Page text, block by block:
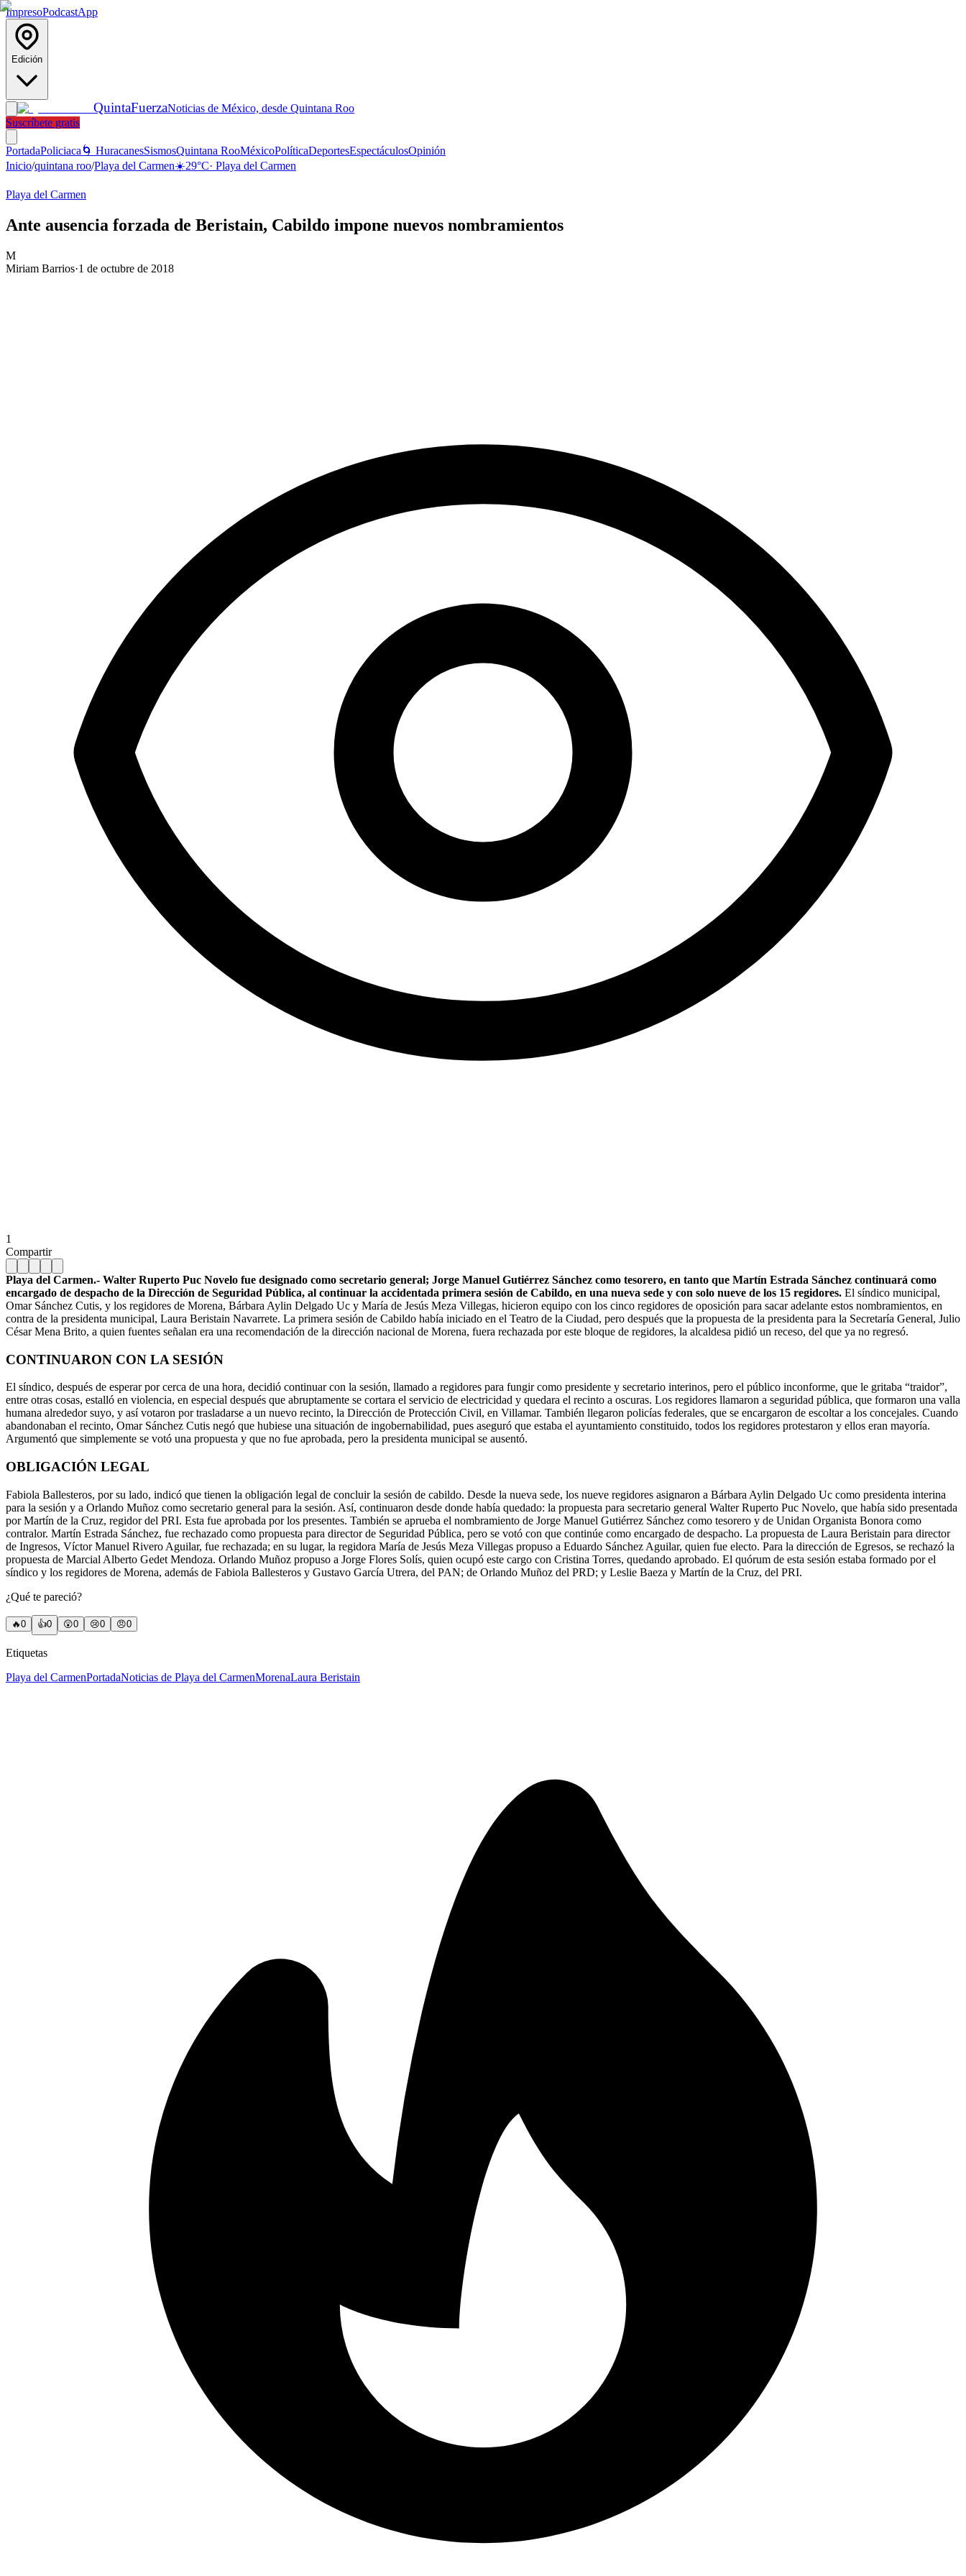
ImpresoPodcastApp
Edición
QuintaFuerzaNoticias de México, desde Quintana Roo
Suscríbete gratis
PortadaPoliciaca 🌀 HuracanesSismosQuintana RooMéxicoPolíticaDeportesEspectáculosOpinión
Inicio/quintana roo/Playa del Carmen☀️29°C· Playa del Carmen
Playa del Carmen
Ante ausencia forzada de Beristain, Cabildo impone nuevos nombramientos
M
Miriam Barrios·1 de octubre de 2018
1
Compartir
Playa del Carmen.- Walter Ruperto Puc Novelo fue designado como secretario general; Jorge Manuel Gutiérrez Sánchez como tesorero, en tanto que Martín Estrada Sánchez continuará como
encargado de despacho de la Dirección de Seguridad Pública, al continuar la accidentada primera sesión de Cabildo, en una nueva sede y con solo nueve de los 15 regidores. El síndico municipal,
Omar Sánchez Cutis, y los regidores de Morena, Bárbara Aylin Delgado Uc y María de Jesús Meza Villegas, hicieron equipo con los cinco regidores de oposición para sacar adelante estos nombramientos, en
contra de la presidenta municipal, Laura Beristain Navarrete. La primera sesión de Cabildo había iniciado en el Teatro de la Ciudad, pero después que la propuesta de la presidenta para la Secretaría General, Julio
César Mena Brito, a quien fuentes señalan era una recomendación de la dirección nacional de Morena, fuera rechazada por este bloque de regidores, la alcaldesa pidió un receso, del que ya no regresó.
CONTINUARON CON LA SESIÓN
El síndico, después de esperar por cerca de una hora, decidió continuar con la sesión, llamado a regidores para fungir como presidente y secretario interinos, pero el público inconforme, que le gritaba “traidor”,
entre otras cosas, estalló en violencia, en especial después que abruptamente se cortara el servicio de electricidad y quedara el recinto a oscuras. Los regidores llamaron a seguridad pública, que formaron una valla
humana alrededor suyo, y así votaron por trasladarse a un nuevo recinto, la Dirección de Protección Civil, en Villamar. También llegaron policías federales, que se encargaron de escoltar a los concejales. Cuando
abandonaban el recinto, Omar Sánchez Cutis negó que hubiese una situación de ingobernabilidad, pues aseguró que estaba el ayuntamiento constituido, todos los regidores protestaron y ellos eran mayoría.
Argumentó que simplemente se votó una propuesta y que no fue aprobada, pero la presidenta municipal se ausentó.
OBLIGACIÓN LEGAL
Fabiola Ballesteros, por su lado, indicó que tienen la obligación legal de concluir la sesión de cabildo. Desde la nueva sede, los nueve regidores asignaron a Bárbara Aylin Delgado Uc como presidenta interina
para la sesión y a Orlando Muñoz como secretario general para la sesión. Así, continuaron desde donde había quedado: la propuesta para secretario general Walter Ruperto Puc Novelo, que había sido presentada
por Martín de la Cruz, regidor del PRI. Esta fue aprobada por los presentes. También se aprueba el nombramiento de Jorge Manuel Gutiérrez Sánchez como tesorero y de Unidan Organista Bonora como
contralor. Martín Estrada Sánchez, fue rechazado como propuesta para director de Seguridad Pública, pero se votó con que continúe como encargado de despacho. La propuesta de Laura Beristain para director
de Ingresos, Víctor Manuel Rivero Aguilar, fue rechazada; en su lugar, la regidora María de Jesús Meza Villegas propuso a Eduardo Sánchez Aguilar, quien fue electo. Para la dirección de Egresos, se rechazó la
propuesta de Marcial Alberto Gedet Mendoza. Orlando Muñoz propuso a Jorge Flores Solís, quien ocupó este cargo con Cristina Torres, quedando aprobado. El quórum de esta sesión estaba formado por el
síndico y los regidores de Morena, además de Fabiola Ballesteros y Gustavo García Utrera, del PAN; de Orlando Muñoz del PRD; y Leslie Baeza y Martín de la Cruz, del PRI.
¿Qué te pareció?
🔥0 👍0 😲0 😢0 😠0
Etiquetas
Playa del CarmenPortadaNoticias de Playa del CarmenMorenaLaura Beristain